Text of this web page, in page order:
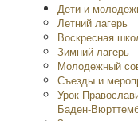
Дети и
Летний лагерь
Воскресная
Зимний лагерь
Молодежный
Съезды и
Урок
Баден-